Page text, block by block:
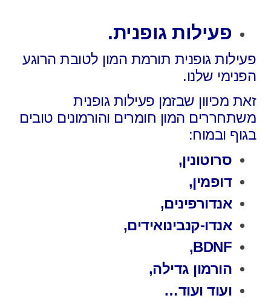
פעילות גופנית.
פעילות גופנית תורמת המון לטובת הרוגע
הפנימי שלנו.
זאת מכיוון שבזמן פעילות גופנית
משתחררים המון חומרים והורמונים טובים
בגוף ובמוח:
סרוטונין,
דופמין,
אנדורפינים,
אנדו-קנבינואידים,
BDNF,
הורמון גדילה,
ועוד ועוד…